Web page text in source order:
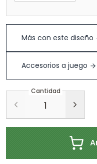
Más con este diseño
Accesorios a juego
Cantidad